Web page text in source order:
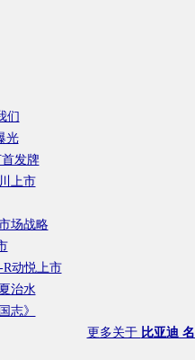
们
光
发牌
上市
场战略
动悦上市
治水
志》
更多关于 比亚迪